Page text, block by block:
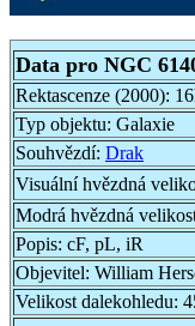
Data pro NGC
Rektascenze (2000):
Typ objektu: Galaxie
Souhvězdí: Drak
Visuální hvězdná
Modrá hvězdná
Popis: cF, pL, iR
Objevitel: William
Velikost dalekohledu: